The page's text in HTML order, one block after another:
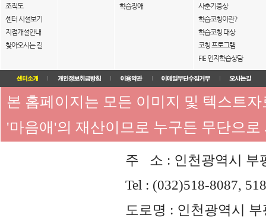
조직도
센터 시설보기
지점개설안내
찾아오시는 길
학습장애
사춘기증상
학습코칭이란?
학습코칭 대상
코칭 프로그램
FIE 인지학습상담
본 홈페이지는 모든 이미지 및 텍스트
'마음애'의 재산이므로 누구든 무단으
주 소 : 인천광역시 부
Tel : (032)518-8087,
도로명 : 인천광역시